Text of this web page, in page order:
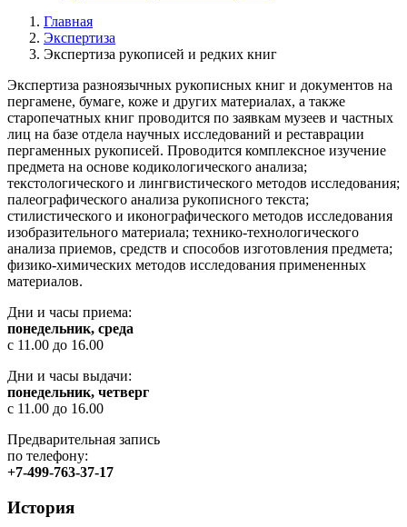
Главная
Экспертиза
Экспертиза рукописей и редких книг
Экспертиза разноязычных рукописных книг и документов на
пергамене, бумаге, коже и других материалах, а также
старопечатных книг проводится по заявкам музеев и частных
лиц на базе отдела научных исследований и реставрации
пергаменных рукописей. Проводится комплексное изучение
предмета на основе кодикологического анализа;
текстологического и лингвистического методов исследования;
палеографического анализа рукописного текста;
стилистического и иконографического методов исследования
изобразительного материала; технико-технологического
анализа приемов, средств и способов изготовления предмета;
физико-химических методов исследования примененных
материалов.
Дни и часы приема:
понедельник, среда
с 11.00 до 16.00
Дни и часы выдачи:
понедельник, четверг
с 11.00 до 16.00
Предварительная запись
по телефону:
+7-499-763-37-17
История